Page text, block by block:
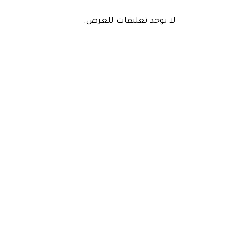
لا توجد تعليقات للعرض.